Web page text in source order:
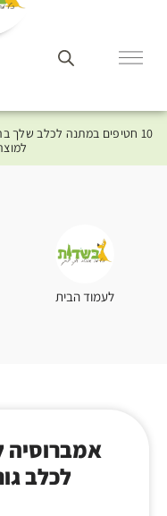
10 חטיפים במתנה לכלב שלך
לעמוד הבית
אמברוסיה
לכלב גור